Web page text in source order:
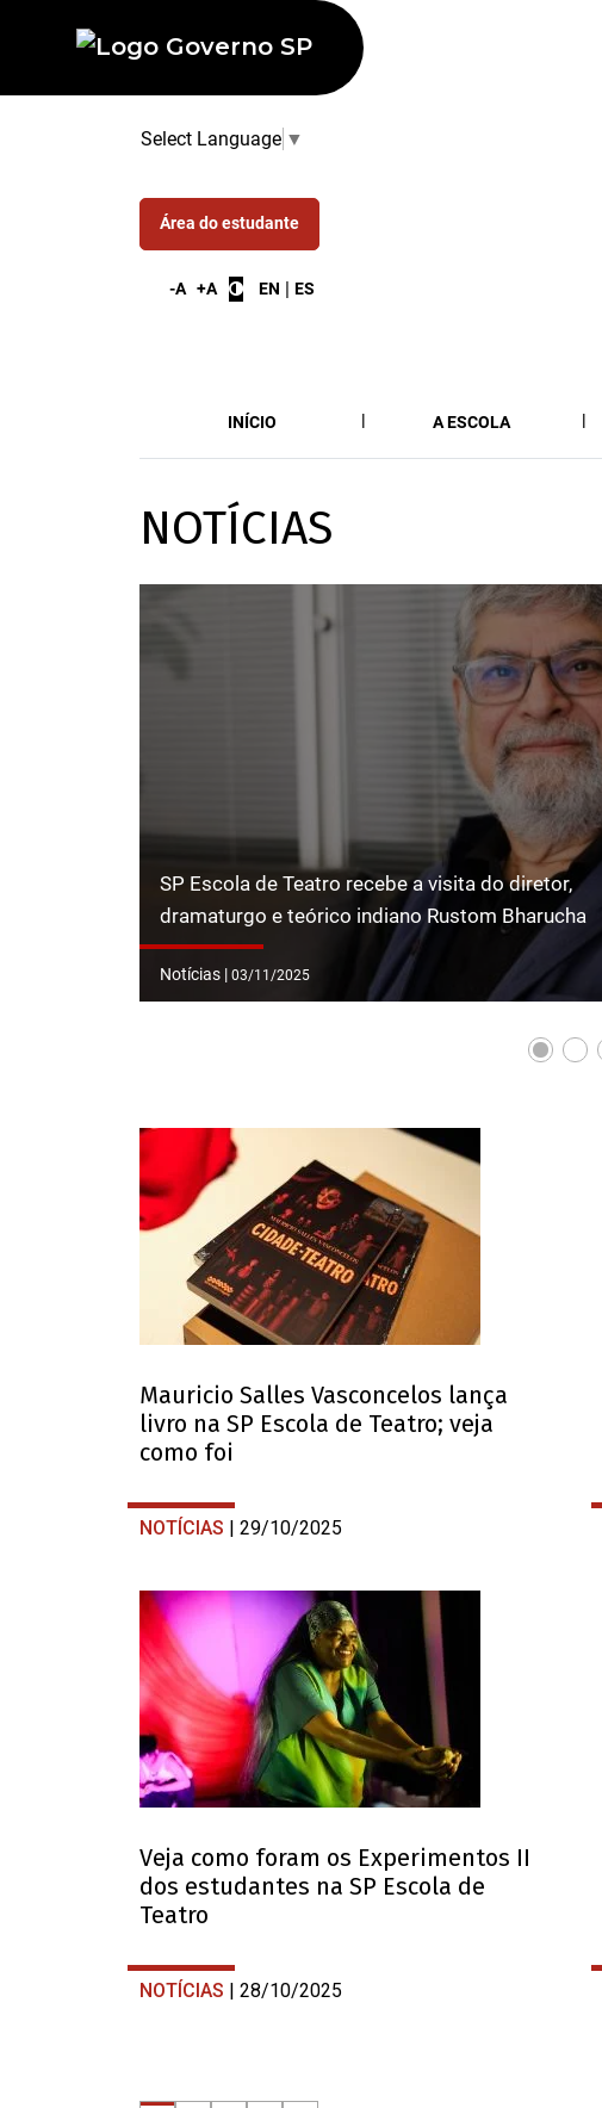
Select Language ▼
Área do estudante
-A +A EN | ES
INÍCIO A ESCOLA
NOTÍCIAS
SP Escola de Teatro recebe a visita do diretor,
dramaturgo e teórico indiano Rustom Bharucha
Notícias | 03/11/2025
Mauricio Salles Vasconcelos lança
livro na SP Escola de Teatro; veja
como foi
NOTÍCIAS | 29/10/2025
Veja como foram os Experimentos II
dos estudantes na SP Escola de
Teatro
NOTÍCIAS | 28/10/2025